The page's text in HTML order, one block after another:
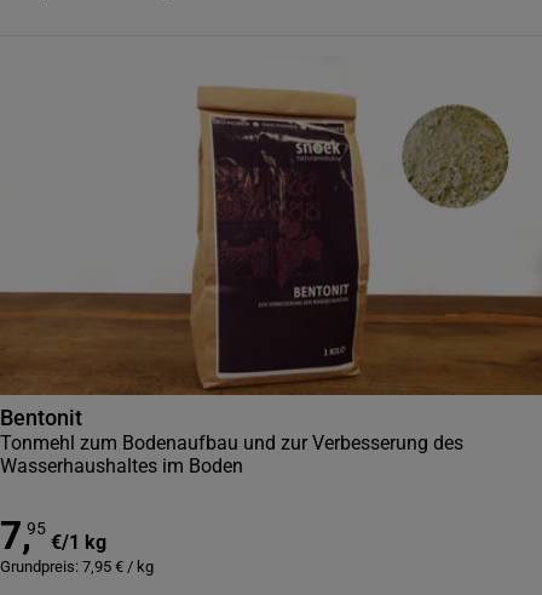
Bentonit
Tonmehl zum Bodenaufbau und zur Verbesserung des
Wasserhaushaltes im Boden
7,95
€/1 kg
Grundpreis: 7,95 € / kg